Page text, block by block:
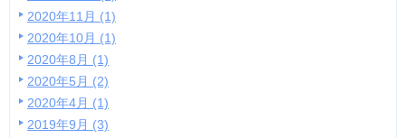
2020年11月 (1)
2020年10月 (1)
2020年8月 (1)
2020年5月 (2)
2020年4月 (1)
2019年9月 (3)